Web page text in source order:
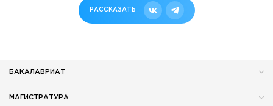
РАССКАЗАТЬ
БАКАЛАВРИАТ
МАГИСТРАТУРА